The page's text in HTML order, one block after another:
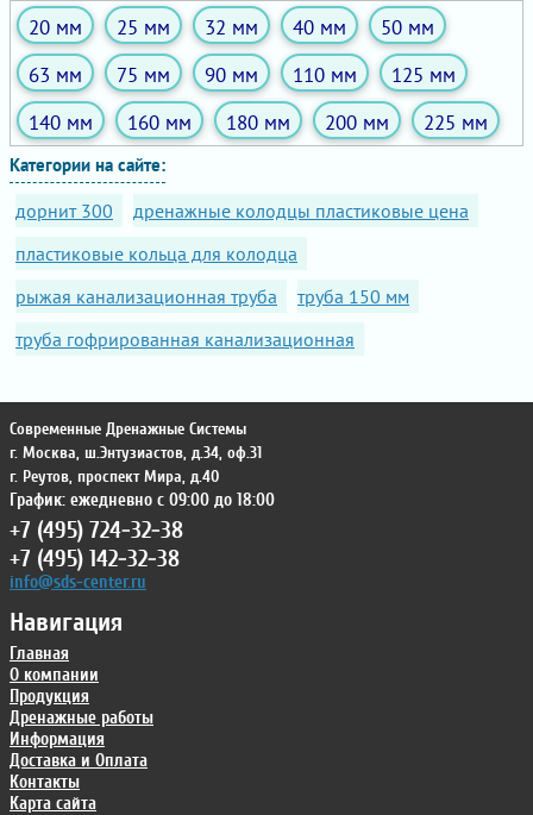
20 мм 25 мм 32 мм 40 мм
50 мм
63 мм
75 мм 90 мм 110 мм
125 мм
140 мм
160 мм 180 мм 200 мм 225 мм
Категории на сайте:
дорнит 300
дренажные колодцы пластиковые цена
пластиковые кольца для колодца
рыжая канализационная труба
труба 150 мм
труба гофрированная канализационная
Навигация
Главная
О компании
Продукция
Дренажные работы
Информация
Доставка и Оплата
Контакты
Карта сайта
Современные Дренажные Системы
г. Москва, ш.Энтузиастов, д.34, оф.31
г. Реутов, проспект Мира, д.40
График: ежедневно с 09:00 до 18:00
+7 (495) 724-32-38
+7 (495) 142-32-38
info@sds-center.ru